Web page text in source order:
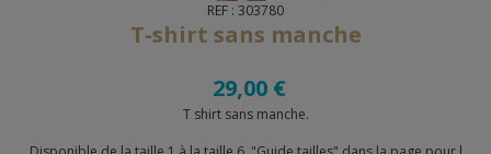
REF : 303780
T-shirt sans manche
29,00 €
T shirt sans manche.